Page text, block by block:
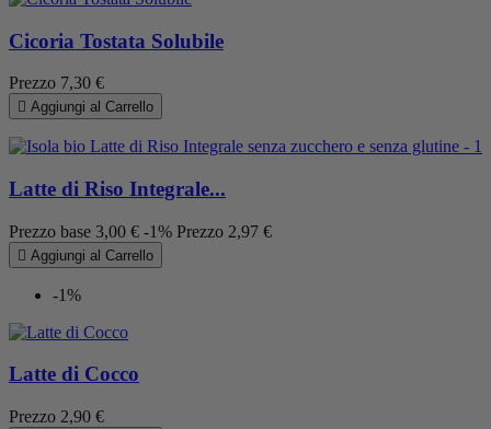
Cicoria Tostata Solubile
Prezzo 7,30 €
 Aggiungi al Carrello
Latte di Riso Integrale...
Prezzo base 3,00 € -1% Prezzo 2,97 €
 Aggiungi al Carrello
-1%
Latte di Cocco
Prezzo 2,90 €